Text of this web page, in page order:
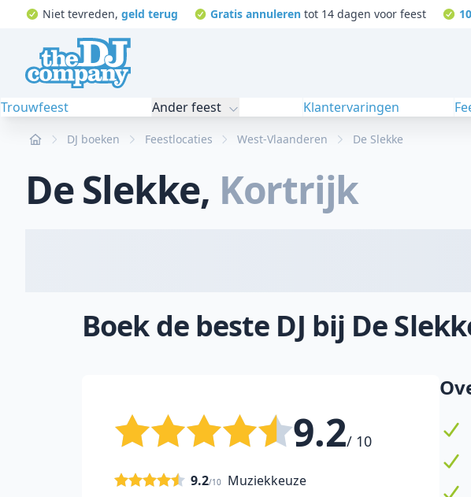
Niet tevreden, geld terug Gratis annuleren tot 14 dagen voor feest
Trouwfeest Ander feest Klantervaringen
Home DJ boeken Feestlocaties West-Vlaanderen De Slekke
De Slekke, Kortrijk
Boek de beste DJ bij De
9.2/ 10
Muziekkeuze
9.2/10